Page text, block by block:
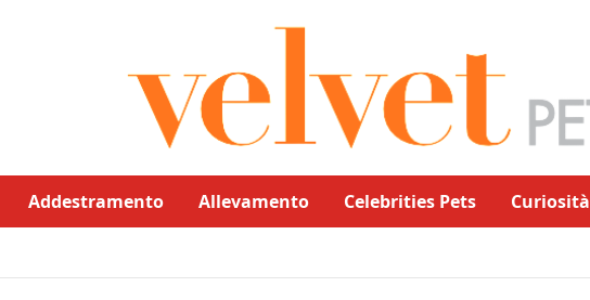
Addestramento Allevamento Celebrities Pets Curiosità